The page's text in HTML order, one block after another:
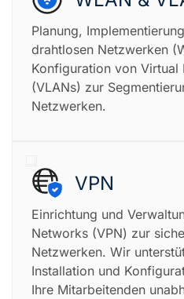
Planung,
drahtlosen Netzwerken
Konfiguration von
(VLANs) zur
Netzwerken.
VPN
Einrichtung und
Networks (VPN) zur
Netzwerken. Wir
Installation und
Ihre Mitarbeitenden